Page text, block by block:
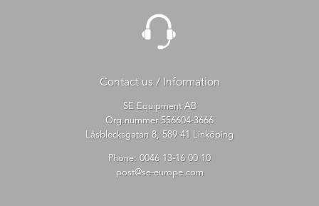
Contact us / Information
SE Equipment AB
Org.nummer 556604-3666
Låsblecksgatan 8, 589 41 Linköping
Phone: 0046 13-16 00 10
post@se-europe.com